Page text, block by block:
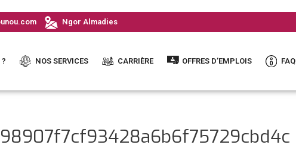
Ngor Almadies
NOS SERVICES CARRIÈRE OFFRES D’EMPLOIS FAQ